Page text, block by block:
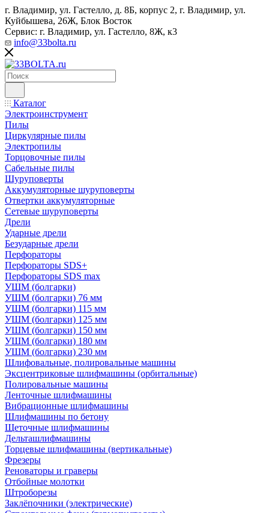
г. Владимир, ул. Гастелло, д. 8Б, корпус 2, г. Владимир, ул. ​
Куйбышева, 26Ж, Блок Восток
Сервис: г. Владимир, ул. Гастелло, 8Ж, к3
info@33bolta.ru
Каталог
Электроинструмент
Пилы
Циркулярные пилы
Электропилы
Торцовочные пилы
Сабельные пилы
Шуруповерты
Аккумуляторные шуруповерты
Отвертки аккумуляторные
Сетевые шуруповерты
Дрели
Ударные дрели
Безударные дрели
Перфораторы
Перфораторы SDS+
Перфораторы SDS max
УШМ (болгарки)
УШМ (болгарки) 76 мм
УШМ (болгарки) 115 мм
УШМ (болгарки) 125 мм
УШМ (болгарки) 150 мм
УШМ (болгарки) 180 мм
УШМ (болгарки) 230 мм
Шлифовальные, полировальные машины
Эксцентриковые шлифмашины (орбитальные)
Полировальные машины
Ленточные шлифмашины
Вибрационные шлифмашины
Шлифмашины по бетону
Щеточные шлифмашины
Дельташлифмашины
Торцевые шлифмашины (вертикальные)
Фрезеры
Реноваторы и граверы
Отбойные молотки
Штроборезы
Заклёпочники (электрические)